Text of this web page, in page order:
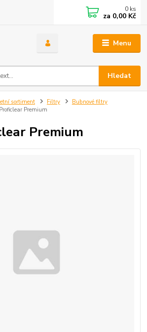
Menu
Hledat
0 ks
za 0,00 Kč
sortiment Filtry
Bubnové filtry
Premium
Premium